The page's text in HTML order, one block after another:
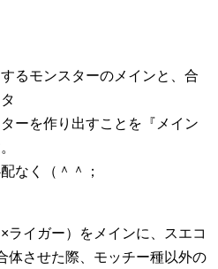
るモンスターのメインと、合
ーを作り出すことを『メイン
なく（＾＾；
ライガー）をメインに、スエコ
体させた際、モッチー種以外の